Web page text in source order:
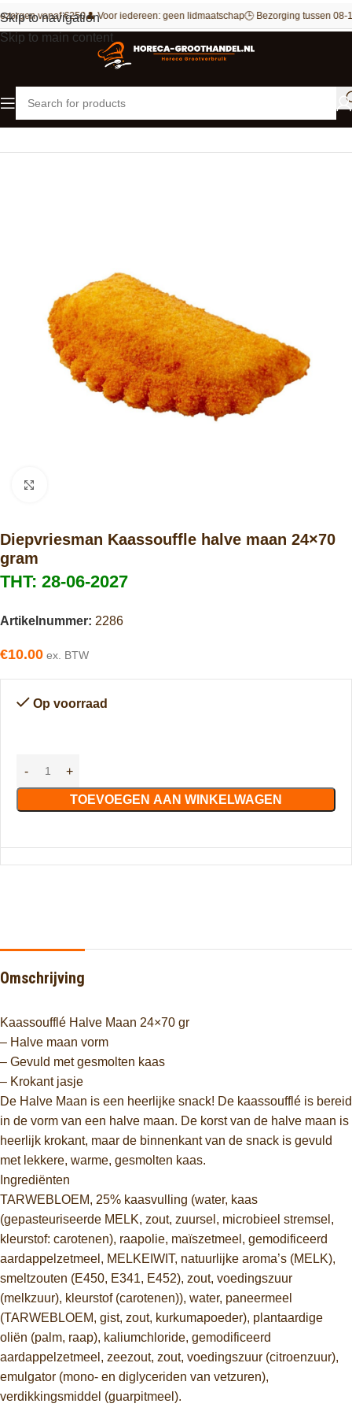
Skip to navigation
Skip to main content
vanaf €250👤 Voor iedereen: geen lidmaatschap🕒 Bezorging tussen 08-
Home Snacks Kaassoufflés
Diepvriesman Kaassouffle halve maan 24×70
gram
THT: 28-06-2027
Artikelnummer: 2286
€10.00 ex. BTW
Op voorraad
TOEVOEGEN AAN WINKELWAGEN
Omschrijving
Kaassoufflé Halve Maan 24×70 gr
– Halve maan vorm
– Gevuld met gesmolten kaas
– Krokant jasje
De Halve Maan is een heerlijke snack! De kaassoufflé is bereid
in de vorm van een halve maan. De korst van de halve maan is
heerlijk krokant, maar de binnenkant van de snack is gevuld
met lekkere, warme, gesmolten kaas.
Ingrediënten
TARWEBLOEM, 25% kaasvulling (water, kaas
(gepasteuriseerde MELK, zout, zuursel, microbieel stremsel,
kleurstof: carotenen), raapolie, maïszetmeel, gemodificeerd
aardappelzetmeel, MELKEIWIT, natuurlijke aroma’s (MELK),
smeltzouten (E450, E341, E452), zout, voedingszuur
(melkzuur), kleurstof (carotenen)), water, paneermeel
(TARWEBLOEM, gist, zout, kurkumapoeder), plantaardige
oliën (palm, raap), kaliumchloride, gemodificeerd
aardappelzetmeel, zeezout, zout, voedingszuur (citroenzuur),
emulgator (mono- en diglyceriden van vetzuren),
verdikkingsmiddel (guarpitmeel).